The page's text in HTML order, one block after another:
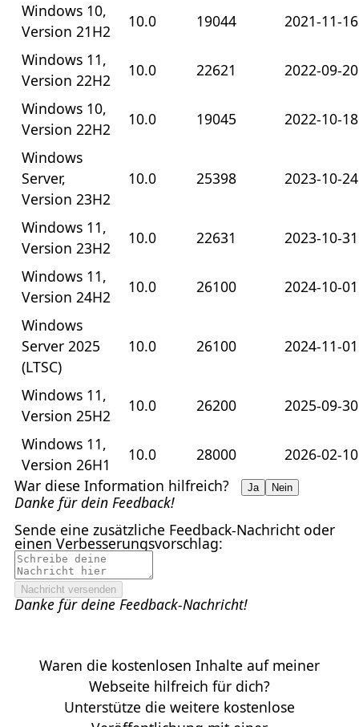
Windows 10,
Version 21H2
10.0 19044
2021-11-16
Windows 11,
Version 22H2
10.0 22621
2022-09-20
Windows 10,
Version 22H2
10.0 19045
2022-10-18
Windows
Server,
Version 23H2
10.0 25398 2023-10-24
Windows 11,
Version 23H2
10.0 22631
2023-10-31
Windows 11,
Version 24H2
10.0 26100
2024-10-01
Windows
Server 2025
(LTSC)
10.0 26100 2024-11-01
Windows 11,
Version 25H2
10.0 26200
2025-09-30
Windows 11,
Version 26H1
10.0 28000
2026-02-10
War diese Information hilfreich?
Ja Nein
Danke für dein Feedback!
Sende eine zusätzliche Feedback-Nachricht oder
einen Verbesserungsvorschlag:
Nachricht versenden
Danke für deine Feedback-Nachricht!
Waren die kostenlosen Inhalte auf meiner
Webseite hilfreich für dich?
Unterstütze die weitere kostenlose